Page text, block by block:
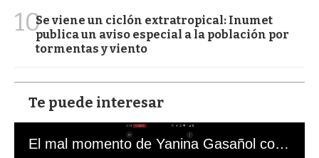
10Se viene un ciclón extratropical: Inumet
publica un aviso especial a la población por
tormentas y viento
Te puede interesar
El mal momento de Yanina Gasañol con un hincha argentino en "Subrayado"